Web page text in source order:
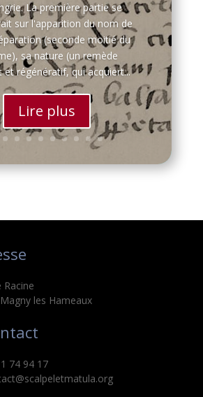
La première partie se
sur l'apparition du nom de
(seconde moitié du
sa nature (un remède
régénératif, qui acquiert...
Lire plus
Racine
les Hameaux
74 94 17